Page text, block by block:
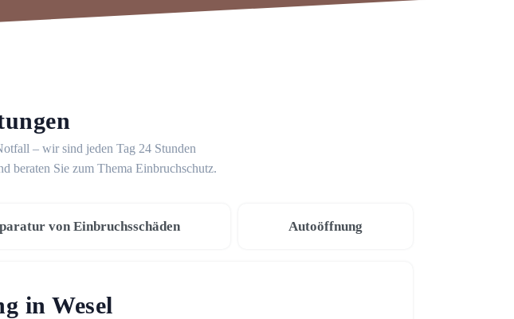
– wir sind jeden Tag 24 Stunden
beraten Sie zum Thema Einbruchschutz.
von Einbruchsschäden Autoöffnung
in Wesel